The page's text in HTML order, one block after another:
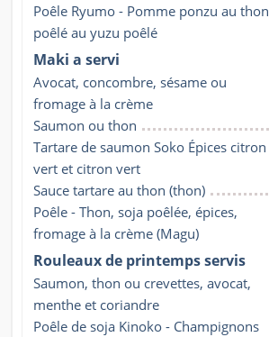
Poêle Ryumo - Pomme ponzu au thon
poêlé au yuzu poêlé
Maki a servi
Avocat, concombre, sésame ou
fromage à la crème
Saumon ou thon
Tartare de saumon Soko Épices citron
vert et citron vert
Sauce tartare au thon (thon)
Poêle - Thon, soja poêlée, épices,
fromage à la crème (Magu)
Rouleaux de printemps servis
Saumon, thon ou crevettes, avocat,
menthe et coriandre
Poêle de soja Kinoko - Champignons